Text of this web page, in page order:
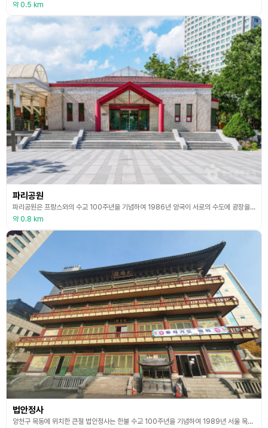
약 0.5 km
파리공원
파리공원은 프랑스와의 수교 100주년을 기념하여 1986년 양국이 서로의 수도에 광장을 조성하기로 한 협약에 따라, 서울 목동 신시가지의 제2근린공원을 기반으로 조성되었다. 공원 내 일부 공간은 프랑스를 상징하는 ‘파리광장’으로 꾸며져 있다. 주요 시설로는 서울광장, 연못, 파리광장 등이 있으며, 한불마당은 한국과 프랑스 문화가 조화를 이루도록 설계되었다. 서울광장에는 삼태극 문양의 바닥 포장과 벽화, 벽천이 설치되어 전통성과 상징성을 담았다. 파리광장
약 0.8 km
법안정사
양천구 목동에 위치한 큰절 법안정사는 한불 수교 100주년을 기념하여 1989년 서울 목동지구 아파트 단지 내 종교 부지에 건축된 현대식 도심 사찰이다. 도심 속에 위치해 있어 대중교통으로도 접근하기에 용이하다. 총 4층으로 구성되어 있으며, 현대식 사찰로 지어진 덕분에 흔히 보던 절과는 다르게 웅장함을 뽐내고 있다.